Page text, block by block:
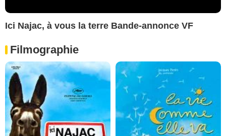
Ici Najac, à vous la terre Bande-annonce VF
Filmographie